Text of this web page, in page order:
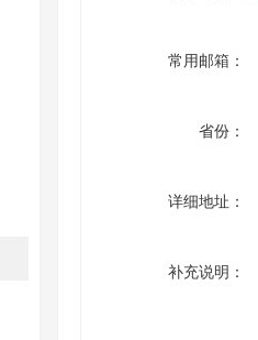
常用邮箱：
省份：
详细地址：
补充说明：